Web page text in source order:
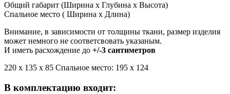
Общий габарит (Ширина x Глубина x Высота)
Спальное место ( Ширина x Длина)
Внимание, в зависимости от толщины ткани, размер изделия
может немного не соответсвовать указаным.
И иметь расхождение до +/-3 сантиметров
220 х 135 х 85 Спальное место: 195 х 124
В комплектацию входит: